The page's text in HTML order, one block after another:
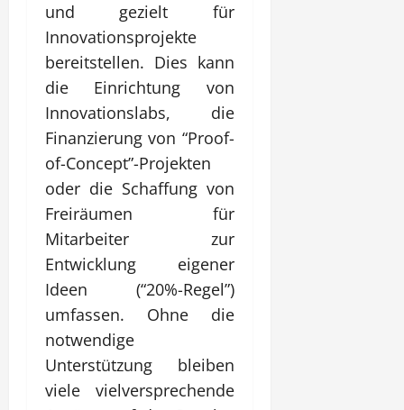
und gezielt für
Innovationsprojekte
bereitstellen. Dies kann
die Einrichtung von
Innovationslabs, die
Finanzierung von “Proof-
of-Concept”-Projekten
oder die Schaffung von
Freiräumen für
Mitarbeiter zur
Entwicklung eigener
Ideen (“20%-Regel”)
umfassen. Ohne die
notwendige
Unterstützung bleiben
viele vielversprechende